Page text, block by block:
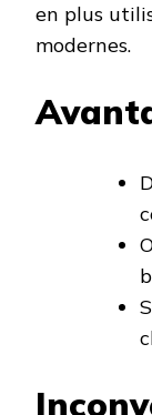
en plus
modernes.